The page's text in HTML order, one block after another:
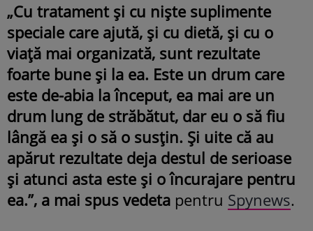
„Cu tratament și cu niște suplimente
speciale care ajută, și cu dietă, și cu o
viață mai organizată, sunt rezultate
foarte bune și la ea. Este un drum care
este de-abia la început, ea mai are un
drum lung de străbătut, dar eu o să fiu
lângă ea și o să o susțin. Și uite că au
apărut rezultate deja destul de serioase
și atunci asta este și o încurajare pentru
ea.”, a mai spus vedeta pentru Spynews.